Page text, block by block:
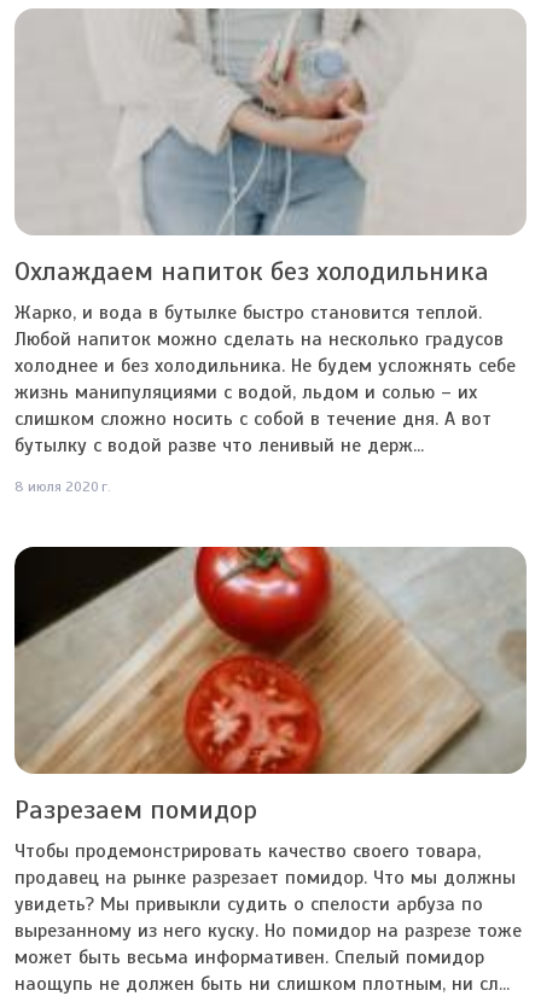
Охлаждаем напиток без холодильника
Жарко, и вода в бутылке быстро становится теплой.
Любой напиток можно сделать на несколько градусов
холоднее и без холодильника. Не будем усложнять себе
жизнь манипуляциями с водой, льдом и солью – их
слишком сложно носить с собой в течение дня. А вот
бутылку с водой разве что ленивый не держ...
8 июля 2020 г.
Разрезаем помидор
Чтобы продемонстрировать качество своего товара,
продавец на рынке разрезает помидор. Что мы должны
увидеть? Мы привыкли судить о спелости арбуза по
вырезанному из него куску. Но помидор на разрезе тоже
может быть весьма информативен. Спелый помидор
наощупь не должен быть ни слишком плотным, ни сл...